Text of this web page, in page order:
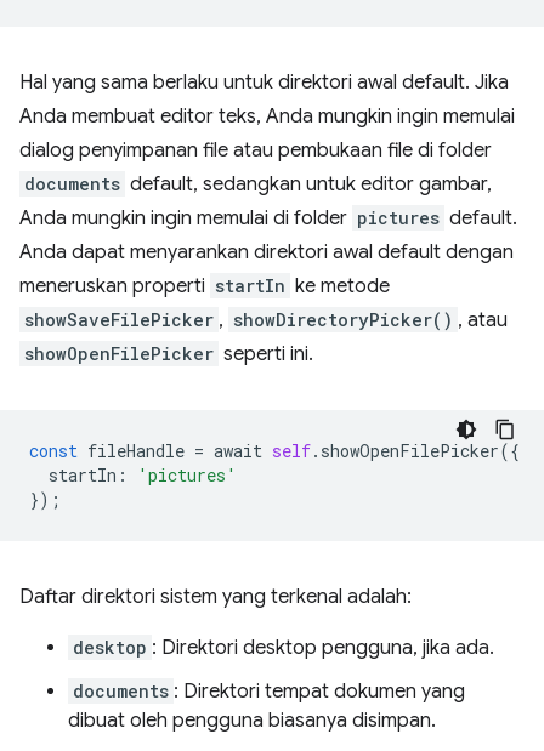
Hal yang sama berlaku untuk direktori awal default. Jika
Anda membuat editor teks, Anda mungkin ingin memulai
dialog penyimpanan file atau pembukaan file di folder
documents default, sedangkan untuk editor gambar,
Anda mungkin ingin memulai di folder pictures default.
Anda dapat menyarankan direktori awal default dengan
meneruskan properti startIn ke metode
showSaveFilePicker , showDirectoryPicker() , atau
showOpenFilePicker seperti ini.
const fileHandle = await self. showOpenFilePicker({
startIn :
'pictures'
});
Daftar direktori sistem yang terkenal adalah:
desktop : Direktori desktop pengguna, jika ada.
documents : Direktori tempat dokumen yang
dibuat oleh pengguna biasanya disimpan.